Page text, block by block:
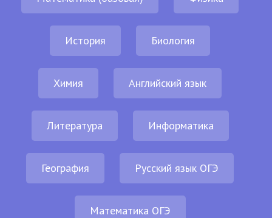
История Биология
Химия Английский язык
Литература Информатика
География Русский язык ОГЭ
Математика ОГЭ